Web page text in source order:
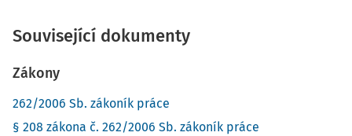
Související dokumenty
Zákony
262/2006 Sb. zákoník práce
§ 208 zákona č. 262/2006 Sb. zákoník práce